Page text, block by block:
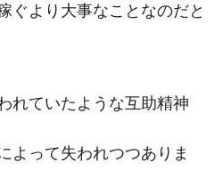
ぐより大事なことなのだと
れていたような互助精神
よって失われつつありま